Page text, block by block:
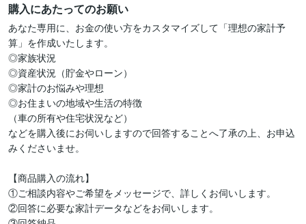
購入にあたってのお願い
あなた専用に、お金の使い方をカスタマイズして「理想の家計予
算」を作成いたします。
◎家族状況
◎資産状況（貯金やローン）
◎家計のお悩みや理想
◎お住まいの地域や生活の特徴
（車の所有や住宅状況など）
などを購入後にお伺いしますので回答することへ了承の上、お申込
みくださいませ。
【商品購入の流れ】
①ご相談内容やご希望をメッセージで、詳しくお伺いします。
②回答に必要な家計データなどをお伺いします。